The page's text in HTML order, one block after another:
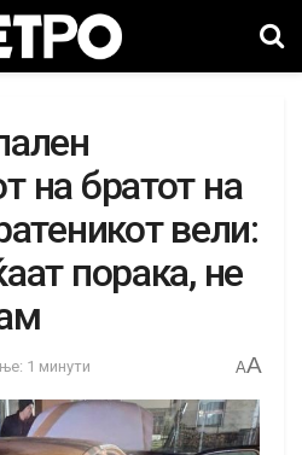
на братот на
вели:
порака, не
1 минути AA